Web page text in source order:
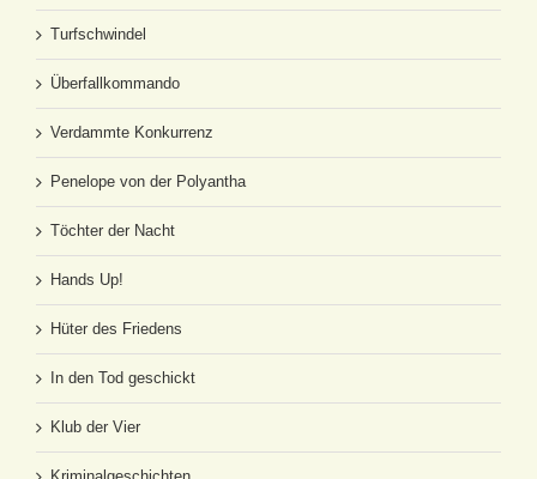
Turfschwindel
Überfallkommando
Verdammte Konkurrenz
Penelope von der Polyantha
Töchter der Nacht
Hands Up!
Hüter des Friedens
In den Tod geschickt
Klub der Vier